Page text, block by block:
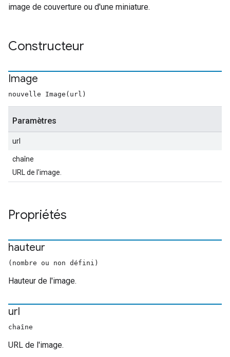
image de couverture ou d'une miniature.
Constructeur
Image
nouvelle Image(url)
Paramètres
url
chaîne
URL de l'image.
Propriétés
hauteur
(nombre ou non défini)
Hauteur de l'image.
url
chaîne
URL de l'image.